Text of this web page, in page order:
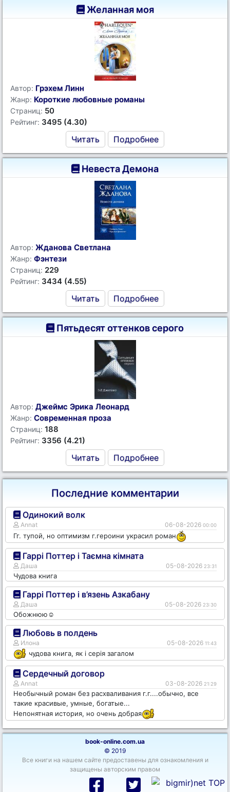
Желанная моя
Автор: Грэхем Линн
Жанр: Короткие любовные романы
Страниц: 50
Рейтинг: 3495 (4.30)
Читать Подробнее
Невеста Демона
Автор: Жданова Светлана
Жанр: Фэнтези
Страниц: 229
Рейтинг: 3434 (4.55)
Читать Подробнее
Пятьдесят оттенков серого
Автор: Джеймс Эрика Леонард
Жанр: Современная проза
Страниц: 188
Рейтинг: 3356 (4.21)
Читать Подробнее
Последние комментарии
Одинокий волк
Annat 06-08-2026 00:00
Гг. тупой, но оптимизм г.героини украсил роман
Гаррі Поттер і Таємна кімната
Даша 05-08-2026 23:31
Чудова книга
Гаррі Поттер і в’язень Азкабану
Даша 05-08-2026 23:30
Обожнюю☺️
Любовь в полдень
Илона 05-08-2026 11:43
чудова книга, як і серія загалом
Сердечный договор
Annat 03-08-2026 21:29
Необычный роман без расхваливания г.г....обычно, все
такие красивые, умные, богатые...
Непонятная история, но очень добрая
book-online.com.ua
© 2019
Все книги на нашем сайте предоставены для ознакомления и
защищены авторским правом